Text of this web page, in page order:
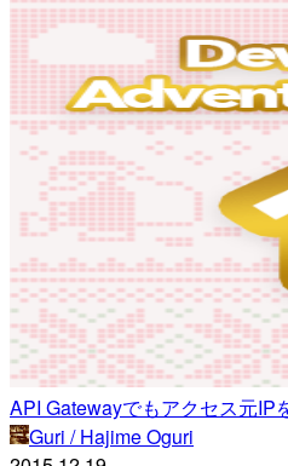
API Gatewayでもアクセス元IP
Guri / Hajime Oguri